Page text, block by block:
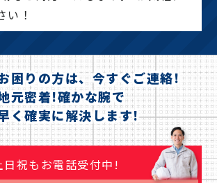
い！
困りの方は、今すぐご連絡!
元密着!確かな腕で
く確実に解決します!
日祝もお電話受付中!